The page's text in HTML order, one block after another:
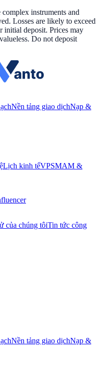
instruments and
Losses are likely to exceed
initial deposit. Prices may
Do not deposit
Nền tảng giao dịchNạp &
Lịch kinh tếVPSMAM &
của chúng tôiTin tức công
Nền tảng giao dịchNạp &